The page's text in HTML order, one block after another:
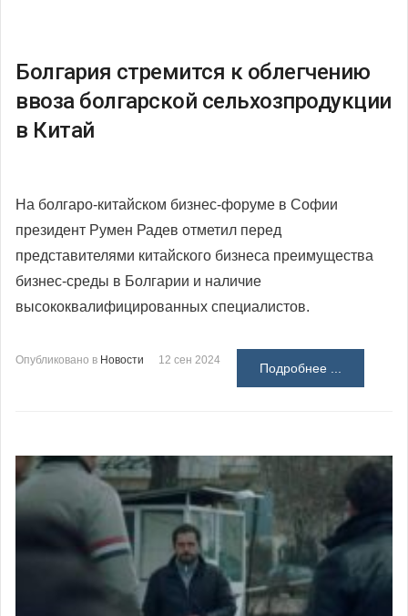
Болгария стремится к облегчению
ввоза болгарской сельхозпродукции
в Китай
На болгаро-китайском бизнес-форуме в Софии
президент Румен Радев отметил перед
представителями китайского бизнеса преимущества
бизнес-среды в Болгарии и наличие
высококвалифицированных специалистов.
Опубликовано в Новости 12 сен 2024
Подробнее ...